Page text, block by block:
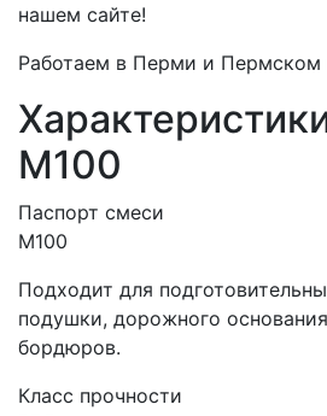
нашем сайте!
Работаем в Перми и Пермском
М100
Паспорт смеси
М100
Подходит для
подушки, дорожного
бордюров.
Класс прочности